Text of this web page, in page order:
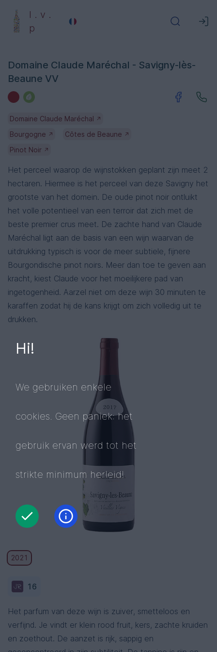
l . v .
p
Domaine Claude Maréchal - Savigny-lès-
Beaune VV
Domaine Claude Maréchal ↗
Bourgogne ↗ Côtes de Beaune ↗
Pinot Noir ↗
Het perceel waarop de wijnstokken geplant zijn meet 2
hectaren. Hiermee is het perceel van deze Savigny het
grootste van het domein. De oude pinot noir ontluikt
het volle potentieel van een terroir dat zich met de
beste premier crus meet. De zachte hand van Claude
Maréchal ligt aan de basis van een wijn waarvan de
uitdrukking typisch is voor de meer subtiele, fijnere
Bourgondische pinot noirs. Meer dan toe te geven aan
kracht, kiest Claude voor het moeilijkere pad van
ingetogenheid. Aarzel niet om deze wijn 30 minuten te
karaffen zodat hij de kans krijgt om zich volledig uit te
drukken.
2021
16
Het parfum van deze wijn is zuiver, smetteloos en
verfijnd. Je vindt er klein rood fruit, kers, zachte kruiden
en zoethout. De aanzet is rijk, sappig en
Hi!
We gebruiken enkele
cookies. Geen paniek: het
gebruik ervan werd tot het
strikte minimum herleid!